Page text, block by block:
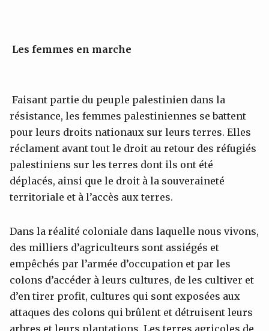
Les femmes en marche
Faisant partie du peuple palestinien dans la
résistance, les femmes palestiniennes se battent
pour leurs droits nationaux sur leurs terres. Elles
réclament avant tout le droit au retour des réfugiés
palestiniens sur les terres dont ils ont été
déplacés, ainsi que le droit à la souveraineté
territoriale et à l’accès aux terres.
Dans la réalité coloniale dans laquelle nous vivons,
des milliers d’agriculteurs sont assiégés et
empêchés par l’armée d’occupation et par les
colons d’accéder à leurs cultures, de les cultiver et
d’en tirer profit, cultures qui sont exposées aux
attaques des colons qui brûlent et détruisent leurs